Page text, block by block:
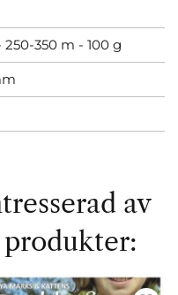
250-350 m - 100 g
av
produkter: